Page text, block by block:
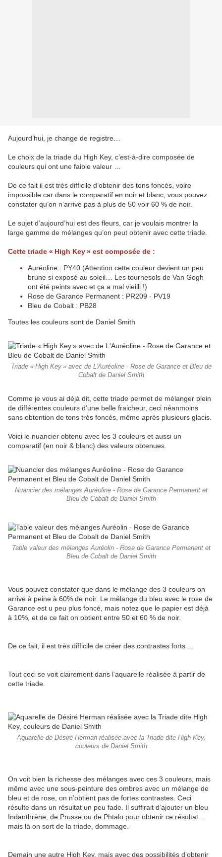
Aujourd’hui, je change de registre…
Le choix de la triade du High Key, c’est-à-dire composée de
couleurs qui ont une faible valeur …
De ce fait il est très difficile d’obtenir des tons foncés, voire
impossible car dans le comparatif en noir et blanc, vous pouvez
constater qu’on n’arrive pas à plus de 50 voir 60 % de noir.
Le sujet d’aujourd’hui est des fleurs, car je voulais montrer la
large gamme de mélanges qu’on peut obtenir avec cette triade.
Cette triade « High Key » est composée de :
Auréoline : PY40 (Attention cette couleur devient un peu
brune si exposé au soleil… Les tournesols de Van Gogh
ont été peints avec et ça a mal vieilli !)
Rose de Garance Permanent : PR209 - PV19
Bleu de Cobalt : PB28
Toutes les couleurs sont de Daniel Smith
Triade « High Key » avec de L'Auréoline - Rose de Garance et Bleu de
Cobalt de Daniel Smith
Comme je vous ai déjà dit, cette triade permet de mélanger plein
de différentes couleurs d’une belle fraicheur, ceci néanmoins
sans obtention de tons très foncés, même après plusieurs glacis.
Voici le nuancier obtenu avec les 3 couleurs et aussi un
comparatif (en noir & blanc) des valeurs obtenues.
Nuancier des mélanges Auréoline - Rose de Garance Permanent et
Bleu de Cobalt de Daniel Smith
Table valeur des mélanges Auréolin - Rose de Garance Permanent et
Bleu de Cobalt de Daniel Smith
Vous pouvez constater que dans le mélange des 3 couleurs on
arrive à peine à 60% de noir. Le mélange du bleu avec le rose de
Garance est u peu plus foncé, mais notez que le papier est déjà
à 10%, et de ce fait on obtient entre 50 et 60 % de noir.
De ce fait, il est très difficile de créer des contrastes forts …
Tout ceci se voit clairement dans l’aquarelle réalisée à partir de
cette triade.
Aquarelle de Désiré Herman réalisée avec la Triade dite High Key,
couleurs de Daniel Smith
On voit bien la richesse des mélanges avec ces 3 couleurs, mais
même avec une sous-peinture des ombres avec un mélange de
bleu et de rose, on n’obtient pas de fortes contrastes. Ceci
résulte dans un résultat un peu fade. Il suffirait d’ajouter un bleu
Indanthrène, de Prusse ou de Phtalo pour obtenir ce résultat ...
mais là on sort de la triade, dommage.
Demain une autre High Key, mais avec des possibilités d’obtenir